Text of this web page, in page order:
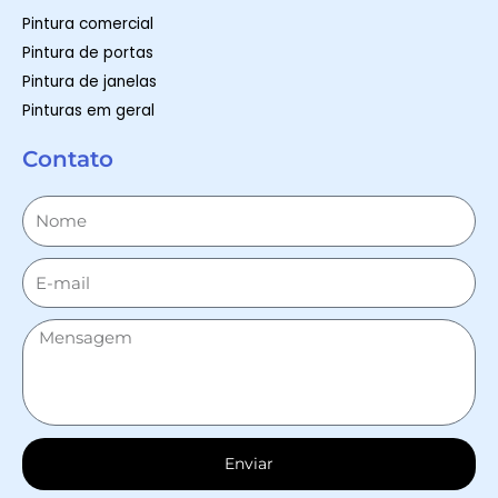
Pintura comercial
Pintura de portas
Pintura de janelas
Pinturas em geral
Contato
Enviar